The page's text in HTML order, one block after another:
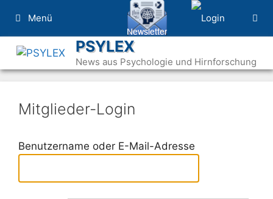
Inhalt
springen
Menü
PSYLEX
News aus Psychologie und Hirnforschung
Mitglieder-Login
Benutzername oder E-Mail-Adresse